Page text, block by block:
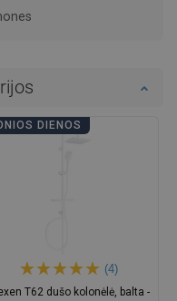
DIENOS
(4)
T62 dušo kolonėlė, balta -